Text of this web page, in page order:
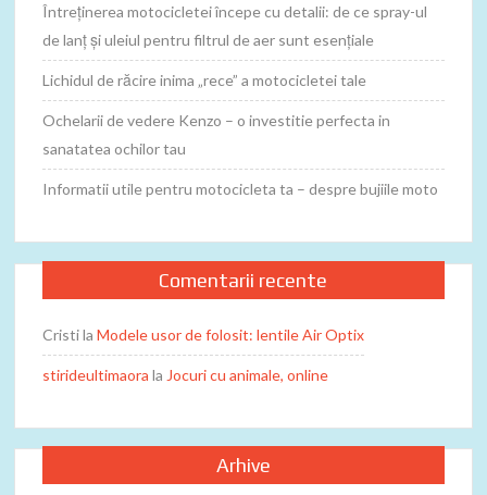
Întreținerea motocicletei începe cu detalii: de ce spray-ul
de lanț și uleiul pentru filtrul de aer sunt esențiale
Lichidul de răcire inima „rece” a motocicletei tale
Ochelarii de vedere Kenzo – o investitie perfecta in
sanatatea ochilor tau
Informatii utile pentru motocicleta ta – despre bujiile moto
Comentarii recente
CristilaModele usor de folosit: lentile Air Optix
stirideultimaora la Jocuri cu animale, online
Arhive